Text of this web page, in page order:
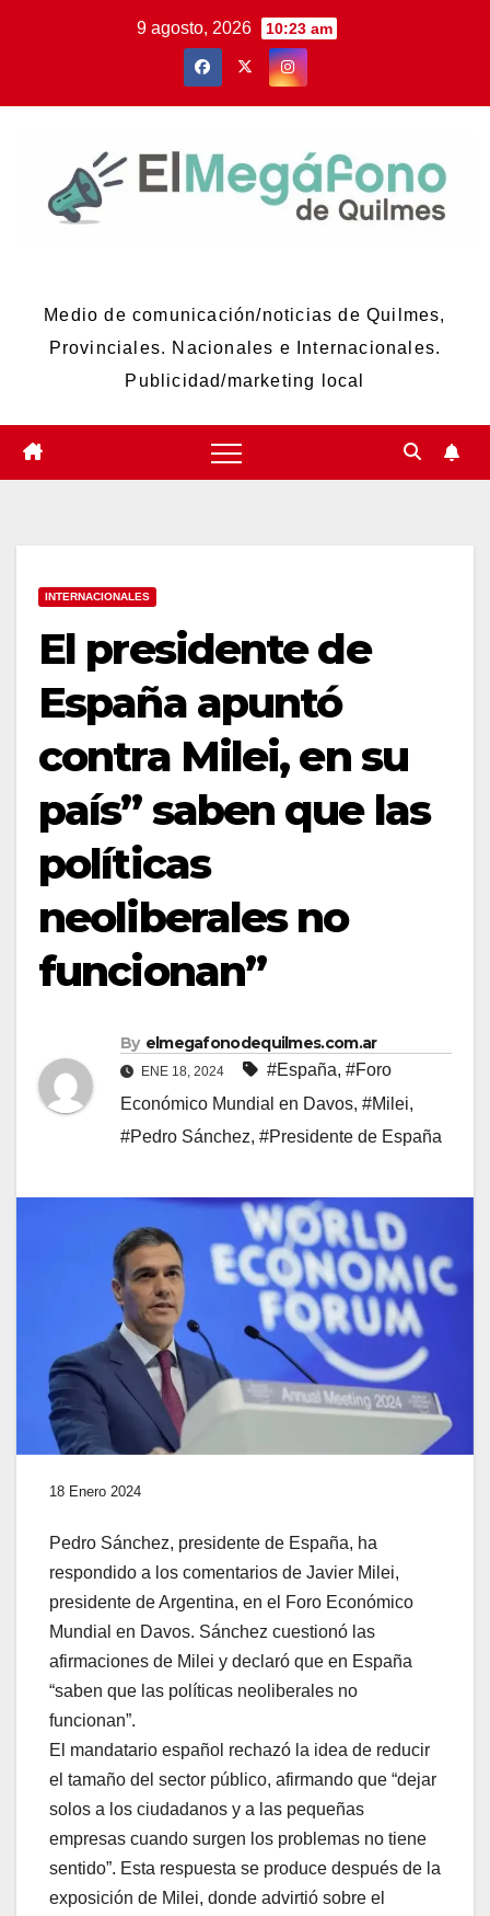
9 agosto, 2026 10:23 am
Medio de comunicación/noticias de Quilmes,
Provinciales. Nacionales e Internacionales.
Publicidad/marketing local
INTERNACIONALES
El presidente de
España apuntó
contra Milei, en su
país” saben que las
políticas
neoliberales no
funcionan”
By elmegafonodequilmes.com.ar
ENE 18, 2024 #España, #Foro
Económico Mundial en Davos, #Milei,
#Pedro Sánchez, #Presidente de España
18 Enero 2024
Pedro Sánchez, presidente de España, ha
respondido a los comentarios de Javier Milei,
presidente de Argentina, en el Foro Económico
Mundial en Davos. Sánchez cuestionó las
afirmaciones de Milei y declaró que en España
“saben que las políticas neoliberales no
funcionan”.
El mandatario español rechazó la idea de reducir
el tamaño del sector público, afirmando que “dejar
solos a los ciudadanos y a las pequeñas
empresas cuando surgen los problemas no tiene
sentido”. Esta respuesta se produce después de la
exposición de Milei, donde advirtió sobre el